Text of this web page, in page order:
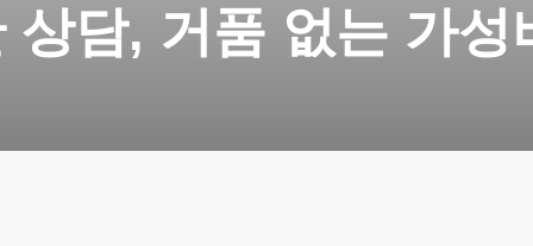
상담, 거품 없는 가성